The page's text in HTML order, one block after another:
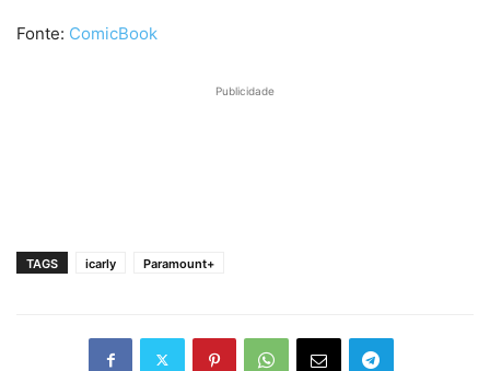
Fonte: ComicBook
Publicidade
TAGS icarly Paramount+